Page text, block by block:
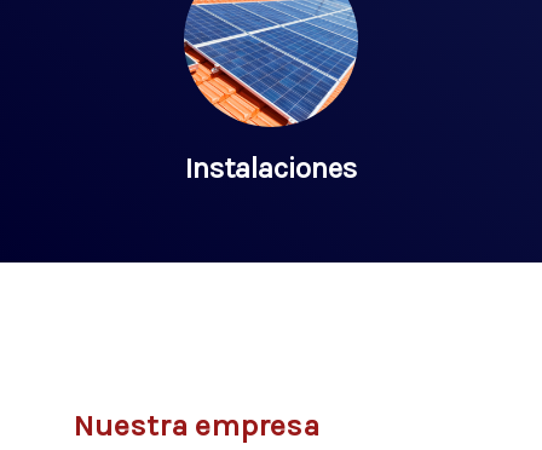
Instalaciones
Nuestra empresa